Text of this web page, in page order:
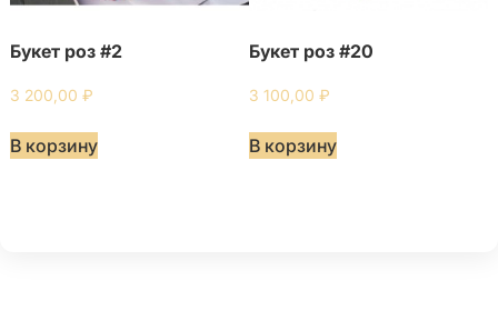
Букет роз #2
3 200,00 ₽
В корзину
Букет роз #20
3 100,00 ₽
В корзину